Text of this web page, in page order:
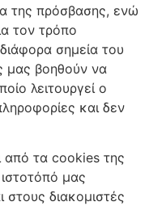
της πρόσβασης, ενώ
τον τρόπο
σημεία του
μας βοηθούν να
λειτουργεί ο
και δεν
από τα cookies της
μας
στους διακομιστές